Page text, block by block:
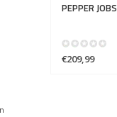
PEPPER JOBS
€209,99